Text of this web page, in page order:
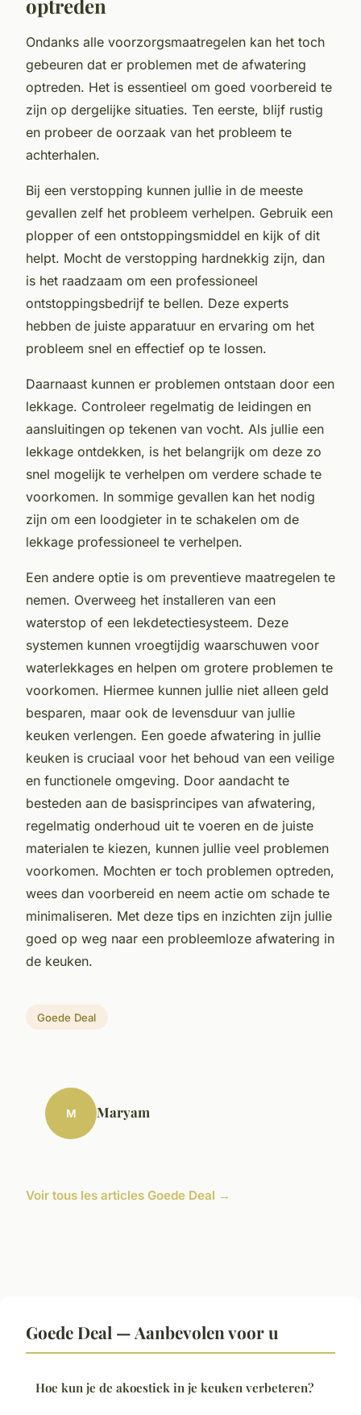
optreden
Ondanks alle voorzorgsmaatregelen kan het toch
gebeuren dat er problemen met de afwatering
optreden. Het is essentieel om goed voorbereid te
zijn op dergelijke situaties. Ten eerste, blijf rustig
en probeer de oorzaak van het probleem te
achterhalen.
Bij een verstopping kunnen jullie in de meeste
gevallen zelf het probleem verhelpen. Gebruik een
plopper of een ontstoppingsmiddel en kijk of dit
helpt. Mocht de verstopping hardnekkig zijn, dan
is het raadzaam om een professioneel
ontstoppingsbedrijf te bellen. Deze experts
hebben de juiste apparatuur en ervaring om het
probleem snel en effectief op te lossen.
Daarnaast kunnen er problemen ontstaan door een
lekkage. Controleer regelmatig de leidingen en
aansluitingen op tekenen van vocht. Als jullie een
lekkage ontdekken, is het belangrijk om deze zo
snel mogelijk te verhelpen om verdere schade te
voorkomen. In sommige gevallen kan het nodig
zijn om een loodgieter in te schakelen om de
lekkage professioneel te verhelpen.
Een andere optie is om preventieve maatregelen te
nemen. Overweeg het installeren van een
waterstop of een lekdetectiesysteem. Deze
systemen kunnen vroegtijdig waarschuwen voor
waterlekkages en helpen om grotere problemen te
voorkomen. Hiermee kunnen jullie niet alleen geld
besparen, maar ook de levensduur van jullie
keuken verlengen. Een goede afwatering in jullie
keuken is cruciaal voor het behoud van een veilige
en functionele omgeving. Door aandacht te
besteden aan de basisprincipes van afwatering,
regelmatig onderhoud uit te voeren en de juiste
materialen te kiezen, kunnen jullie veel problemen
voorkomen. Mochten er toch problemen optreden,
wees dan voorbereid en neem actie om schade te
minimaliseren. Met deze tips en inzichten zijn jullie
goed op weg naar een probleemloze afwatering in
de keuken.
Goede Deal
M Maryam
Voir tous les articles Goede Deal →
Goede Deal — Aanbevolen voor u
Hoe kun je de akoestiek in je keuken verbeteren?